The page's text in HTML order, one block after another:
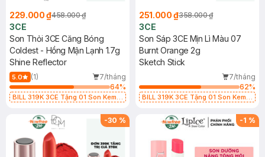
229.000 ₫458.000 ₫
3CE
Son Thỏi 3CE Căng Bóng
Coldest - Hồng Mận Lạnh 1.7g
Shine Reflector
5.0 (1)
7/tháng
64%
BILL 319K 3CE Tặng 01 Son Kem
1.5g (SL có hạn)
251.000 ₫358.000 ₫
3CE
Son Sáp 3CE Mịn Lì Màu 07
Burnt Orange 2g
Sketch Stick
7/tháng
62%
BILL 319K 3CE Tặng 01 Son Kem
1.5g (SL có hạn)
-30 % -1 %